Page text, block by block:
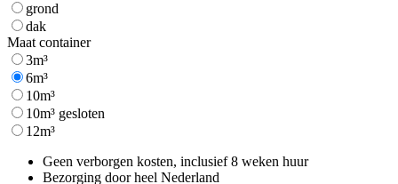
grond
dak
Maat container
3m³
6m³
10m³
10m³ gesloten
12m³
Geen verborgen kosten, inclusief 8 weken huur
Bezorging door heel Nederland